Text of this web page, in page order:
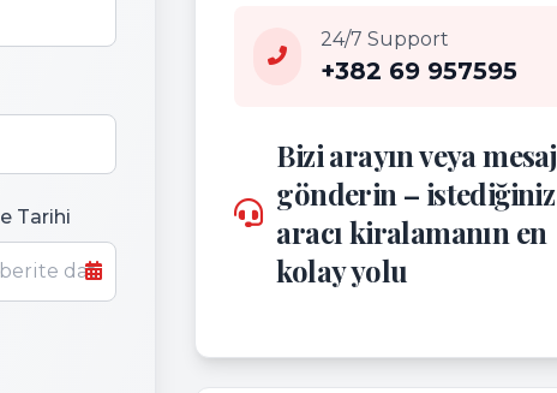
Tarihi
24/7 Support
+382 69 957595
Bizi arayın veya mesaj
gönderin – istediğiniz
aracı kiralamanın en
kolay yolu